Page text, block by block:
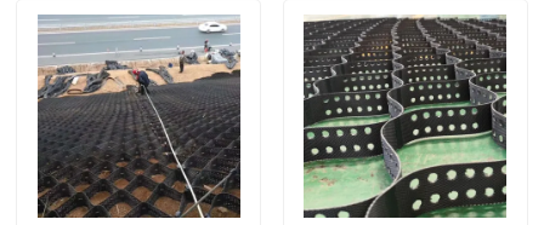
Video
Mostra VR
Chi siamo
dell'erosione Ghiaia
Autostrada